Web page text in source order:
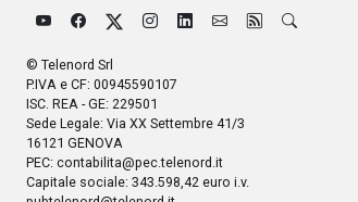
© Telenord Srl
P.IVA e CF: 00945590107
ISC. REA - GE: 229501
Sede Legale: Via XX Settembre 41/3
16121 GENOVA
PEC: contabilita@pec.telenord.it
Capitale sociale: 343.598,42 euro i.v.